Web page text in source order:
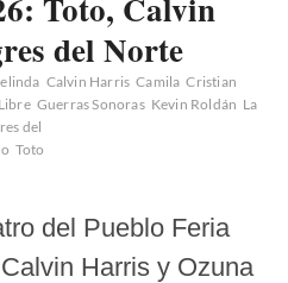
del Norte
Calvin Harris Camila Cristian
Guerras Sonoras Kevin Roldán La
del
Toto
del Pueblo Feria
Harris y Ozuna